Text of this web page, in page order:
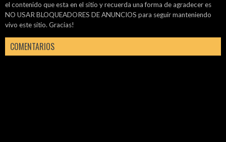
el contenido que esta en el sitio y recuerda una forma de agradecer es
NO USAR BLOQUEADORES DE ANUNCIOS para seguir manteniendo
vivo este sitio. Gracias!
COMENTARIOS